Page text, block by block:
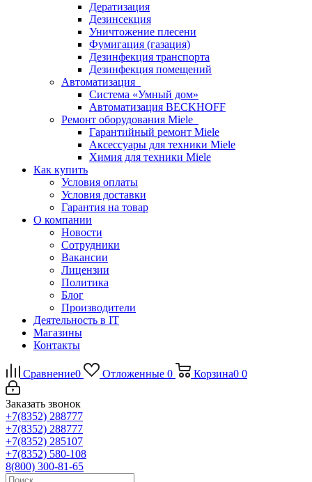
Дератизация
Дезинсекция
Уничтожение плесени
Фумигация (газация)
Дезинфекция транспорта
Дезинфекция помещений
Автоматизация
Система «Умный дом»
Автоматизация BECKHOFF
Ремонт оборудования Miele
Гарантийный ремонт Miele
Аксессуары для техники Miele
Химия для техники Miele
Как купить
Условия оплаты
Условия доставки
Гарантия на товар
О компании
Новости
Сотрудники
Вакансии
Лицензии
Политика
Блог
Производители
Деятельность в IT
Магазины
Контакты
Сравнение0 Отложенные 0 Корзина0 0
Заказать звонок
+7(8352) 288777
+7(8352) 288777
+7(8352) 285107
+7(8352) 580-108
8(800) 300-81-65